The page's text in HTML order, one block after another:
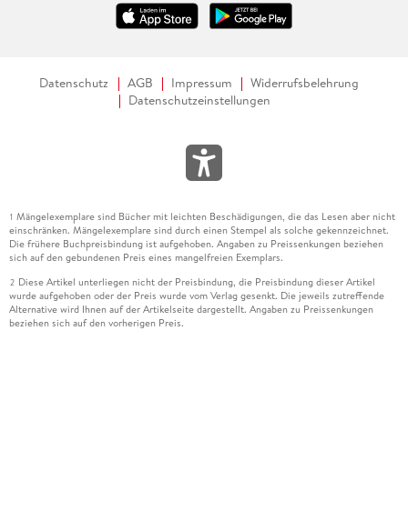
Datenschutz AGB Impressum
Widerrufsbelehrung
Datenschutzeinstellungen
1 Mängelexemplare sind Bücher mit leichten Beschädigungen, die das Lesen aber nicht
einschränken. Mängelexemplare sind durch einen Stempel als solche gekennzeichnet.
Die frühere Buchpreisbindung ist aufgehoben. Angaben zu Preissenkungen beziehen
sich auf den gebundenen Preis eines mangelfreien Exemplars.
2 Diese Artikel unterliegen nicht der Preisbindung, die Preisbindung dieser Artikel
wurde aufgehoben oder der Preis wurde vom Verlag gesenkt. Die jeweils zutreffende
Alternative wird Ihnen auf der Artikelseite dargestellt. Angaben zu Preissenkungen
beziehen sich auf den vorherigen Preis.